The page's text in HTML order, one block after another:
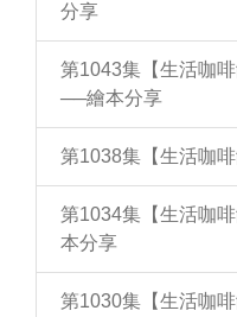
分享
第1043集【生活咖
──繪本分享
第1038集【生活咖
第1034集【生活咖
本分享
第1030集【生活咖